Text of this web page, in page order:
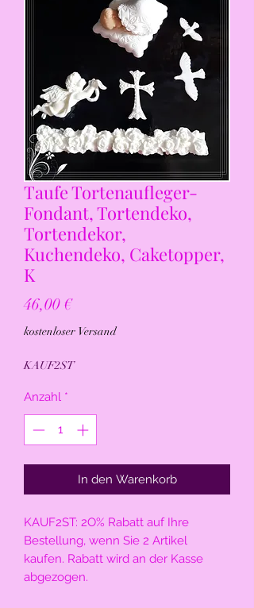
Taufe Tortenaufleger-
Fondant, Tortendeko,
Tortendekor,
Kuchendeko, Caketopper,
K
46,00 €Preis
kostenloser Versand
KAUF2ST
Anzahl *
In den Warenkorb
KAUF2ST: 2O% Rabatt auf Ihre
Bestellung, wenn Sie 2 Artikel
kaufen. Rabatt wird an der Kasse
abgezogen.